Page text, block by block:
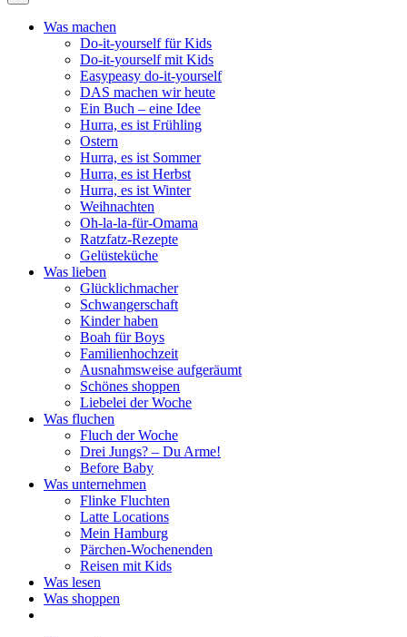
Was machen
Do-it-yourself für Kids
Do-it-yourself mit Kids
Easypeasy do-it-yourself
DAS machen wir heute
Ein Buch – eine Idee
Hurra, es ist Frühling
Ostern
Hurra, es ist Sommer
Hurra, es ist Herbst
Hurra, es ist Winter
Weihnachten
Oh-la-la-für-Omama
Ratzfatz-Rezepte
Gelüsteküche
Was lieben
Glücklichmacher
Schwangerschaft
Kinder haben
Boah für Boys
Familienhochzeit
Ausnahmsweise aufgeräumt
Schönes shoppen
Liebelei der Woche
Was fluchen
Fluch der Woche
Drei Jungs? – Du Arme!
Before Baby
Was unternehmen
Flinke Fluchten
Latte Locations
Mein Hamburg
Pärchen-Wochenenden
Reisen mit Kids
Was lesen
Was shoppen